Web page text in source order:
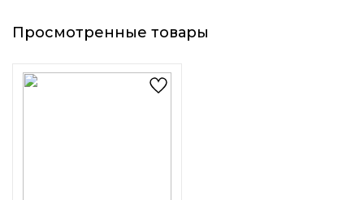
Просмотренные товары